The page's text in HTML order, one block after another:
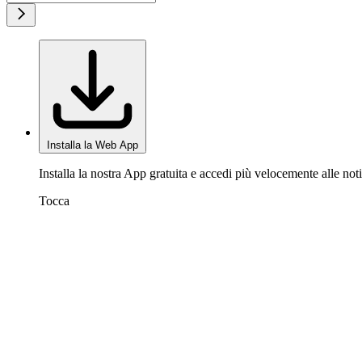
Installa la Web App
Installa la nostra App gratuita e accedi più velocemente alle
Tocca